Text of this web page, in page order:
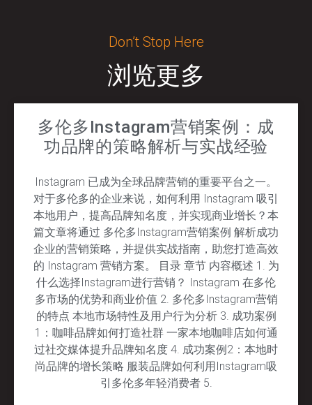
Don’t Stop Here
浏览更多
多伦多Instagram营销案例：成
功品牌的策略解析与实战经验
Instagram 已成为全球品牌营销的重要平台之一。
对于多伦多的企业来说，如何利用 Instagram 吸引
本地用户，提高品牌知名度，并实现商业增长？本
篇文章将通过 多伦多Instagram营销案例 解析成功
企业的营销策略，并提供实战指南，助您打造高效
的 Instagram 营销方案。 目录 章节 内容概述 1. 为
什么选择Instagram进行营销？ Instagram 在多伦
多市场的优势和商业价值 2. 多伦多Instagram营销
的特点 本地市场特性及用户行为分析 3. 成功案例
1：咖啡品牌如何打造社群 一家本地咖啡店如何通
过社交媒体提升品牌知名度 4. 成功案例2：本地时
尚品牌的增长策略 服装品牌如何利用Instagram吸
引多伦多年轻消费者 5.